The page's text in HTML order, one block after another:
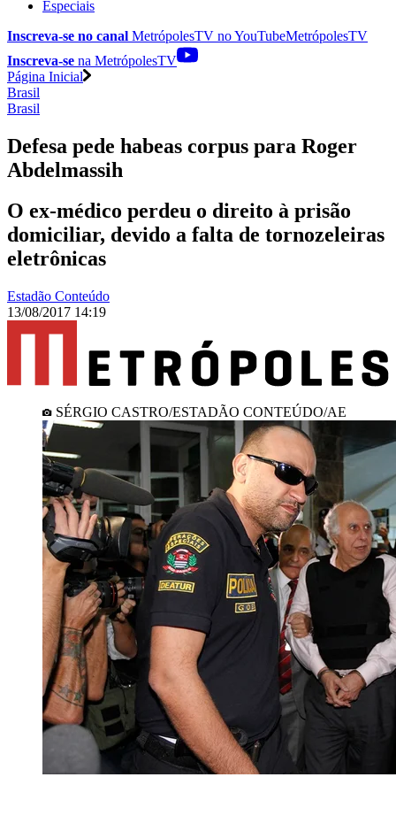
Especiais
Inscreva-se no canal MetrópolesTV noYouTubeMetrópolesTV
Inscreva-se na MetrópolesTV
Página Inicial
Brasil
Brasil
Defesa pede habeas corpus para Roger
Abdelmassih
O ex-médico perdeu o direito à prisão
domiciliar, devido a falta de tornozeleiras
eletrônicas
Estadão Conteúdo
13/08/2017 14:19
SÉRGIO CASTRO/ESTADÃO CONTEÚDO/AE